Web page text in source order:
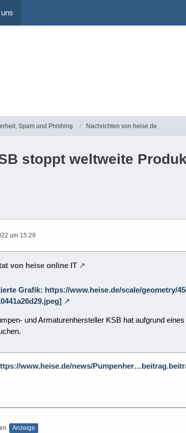
Spam und Phishing Nachrichten von heise.de
stoppt weltweite
um 15:29
von heise online IT
Grafik: https://www.heise.de/scale/geometry/
und Armaturenhersteller KSB hat aufgrund
www.heise.de/news/
Anzeige